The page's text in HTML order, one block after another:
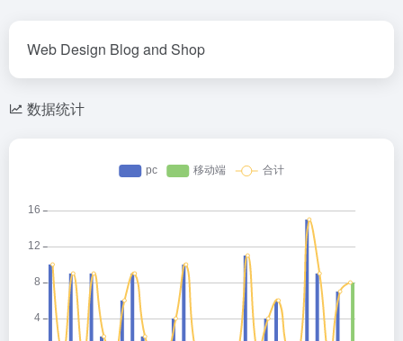
Web Design Blog and Shop
数据统计